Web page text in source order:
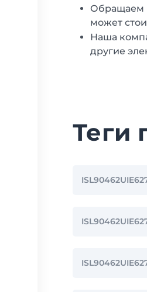
Обращаем
может
Наша
другие
Теги